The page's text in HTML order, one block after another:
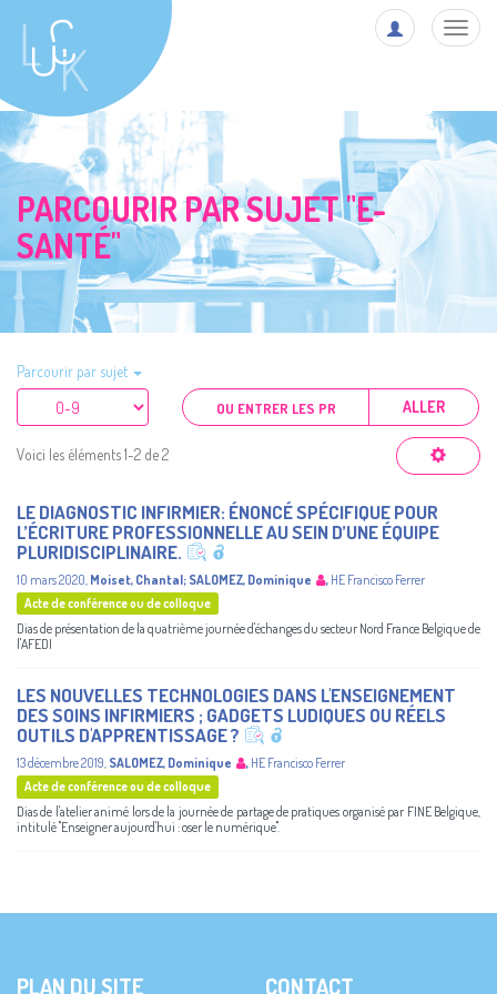
PARCOURIR PAR SUJET "E-
SANTÉ"
Parcourir par sujet
ALLER
Voici les éléments 1-2 de 2
LE DIAGNOSTIC INFIRMIER: ÉNONCÉ SPÉCIFIQUE POUR
L’ÉCRITURE PROFESSIONNELLE AU SEIN D’UNE ÉQUIPE
PLURIDISCIPLINAIRE.
10 mars 2020, Moiset, Chantal; SALOMEZ, Dominique , HE Francisco Ferrer
Acte de conférence ou de colloque
Dias de présentation de la quatrième journée d'échanges du secteur Nord France Belgique de
l'AFEDI
LES NOUVELLES TECHNOLOGIES DANS L'ENSEIGNEMENT
DES SOINS INFIRMIERS ; GADGETS LUDIQUES OU RÉELS
OUTILS D'APPRENTISSAGE ?
13 décembre 2019, SALOMEZ, Dominique , HE Francisco Ferrer
Acte de conférence ou de colloque
Dias de l'atelier animé lors de la journée de partage de pratiques organisé par FINE Belgique,
intitulé "Enseigner aujourd'hui : oser le numérique".
PLAN DU SITE CONTACT